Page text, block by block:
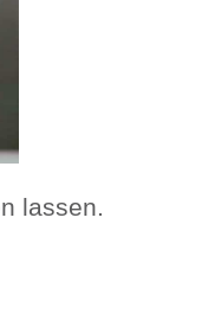
lassen.